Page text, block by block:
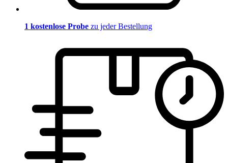
1 kostenlose Probe zu jeder Bestellung